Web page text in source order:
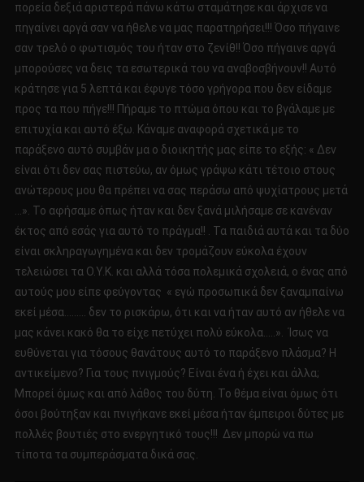
πορεία δεξιά αριστερά πάνω κάτω σταμάτησε και άρχισε να
πηγαίνει αργά σαν να ήθελε να μας παρατηρήσει!!! Όσο πήγαινε
σαν τρελό ο φωτισμός του ήταν στο ζενίθ!! Όσο πήγαινε αργά
μπορούσες να δεις τα εσωτερικά του να αναβοσβήνουν!! Αυτό
κράτησε για 5 λεπτά και έφυγε τόσο γρήγορα που δεν είδαμε
προς τα που πήγε!!! Πήραμε το πτώμα όπου και το βγάλαμε με
επιτυχία και αυτό έξω. Κάναμε αναφορά σχετικά με το
παράξενο αυτό συμβάν μα ο διοικητής μας είπε το εξής: « Δεν
είναι ότι δεν σας πιστεύω, αν όμως γράψω κάτι τέτοιο στους
ανώτερους μου θα πρέπει να σας περάσω από ψυχίατρους μετά
…». Το αφήσαμε όπως ήταν και δεν ξανά μιλήσαμε σε κανέναν
έκτος από εσάς για αυτό το πράγμα!! . Τα παιδιά αυτά και τα δύο
είναι σκληραγωγημένα και δεν τρομάζουν εύκολα έχουν
τελειώσει τα Ο.Υ.Κ. και αλλά τόσα πολεμικά σχολειά, ο ένας από
αυτούς μου είπε φεύγοντας « εγώ προσωπικά δεν ξαναμπαίνω
εκεί μέσα……… δεν το ρισκάρω, ότι και να ήταν αυτό αν ήθελε να
μας κάνει κακό θα το είχε πετύχει πολύ εύκολα…..». Ίσως να
ευθύνεται για τόσους θανάτους αυτό το παράξενο πλάσμα? Η
αντικείμενο? Για τους πνιγμούς? Είναι ένα ή έχει και άλλα;
Μπορεί όμως και από λάθος του δύτη. Το θέμα είναι όμως ότι
όσοι βούτηξαν και πνιγήκανε εκεί μέσα ήταν έμπειροι δύτες με
πολλές βουτιές στο ενεργητικό τους!!! Δεν μπορώ να πω
τίποτα τα συμπεράσματα δικά σας.